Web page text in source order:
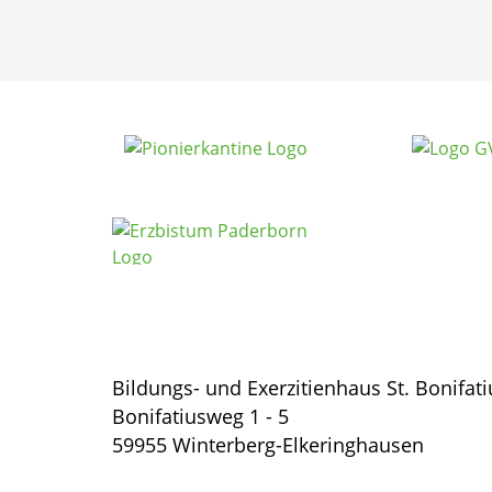
Bildungs- und Exerzitienhaus St.
Bonifatiusweg 1 - 5
59955 Winterberg-Elkeringhausen